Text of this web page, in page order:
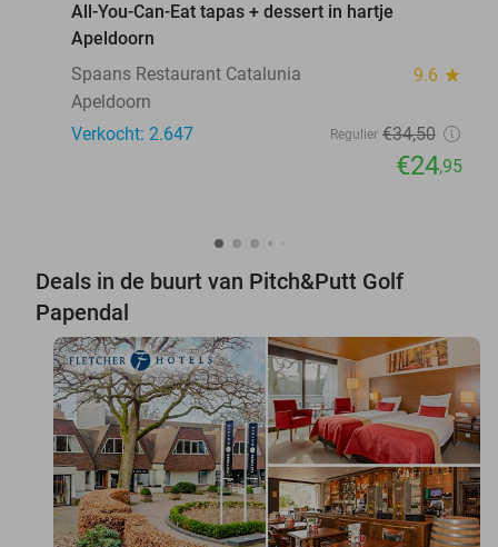
All-You-Can-Eat tapas + dessert in hartje
Apeldoorn
Spaans Restaurant Catalunia
9.6 star
Apeldoorn
Verkocht: 2.647
Regulier €34,50
€24,95
Deals in de buurt van Pitch&Putt Golf
Papendal